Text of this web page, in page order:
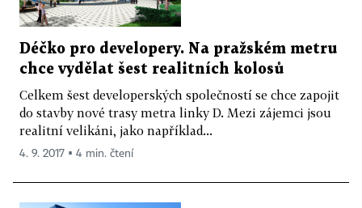
Déčko pro developery. Na pražském metru
chce vydělat šest realitních kolosů
Celkem šest developerských společností se chce zapojit
do stavby nové trasy metra linky D. Mezi zájemci jsou
realitní velikáni, jako například...
4. 9. 2017 ▪ 4 min. čtení